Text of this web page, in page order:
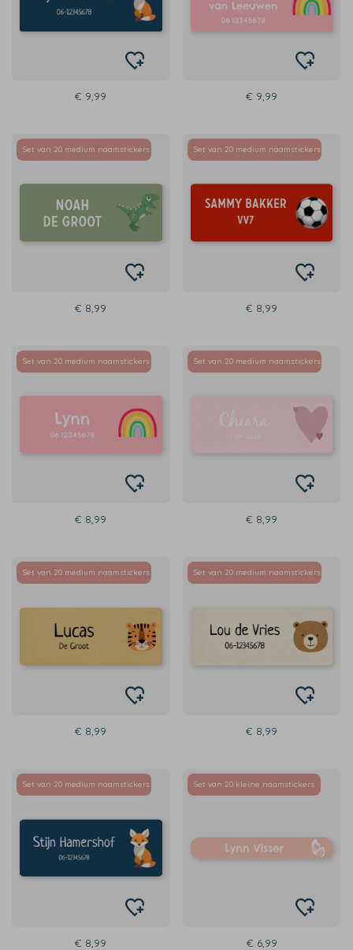
€ 9,99 € 9,99
Set van 20 medium naamstickers
€ 8,99
Set van 20 medium naamstickers
€ 8,99
Set van 20 medium naamstickers
€ 8,99
Set van 20 medium naamstickers
€ 8,99
Set van 20 medium naamstickers
€ 8,99
Set van 20 medium naamstickers
€ 8,99
Set van 20 medium naamstickers
€ 8,99
Set van 20 kleine naamstickers
€ 6,99